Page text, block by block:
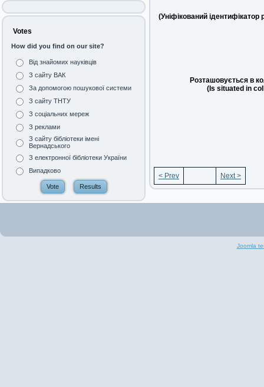
Votes
How did you find on our site?
Від знайомих науківців
З сайту ВАК
За допомогою пошукової системи
З сайту ТНТУ
З соціальних мереж
З реклами
З сайту бібліотеки імені
Вернадського
З електронної бібліотеки України
Випадково
(Уніфікований ідентифікатор
Розташовується в
(Is situated in
< Prev Next >
Joomla